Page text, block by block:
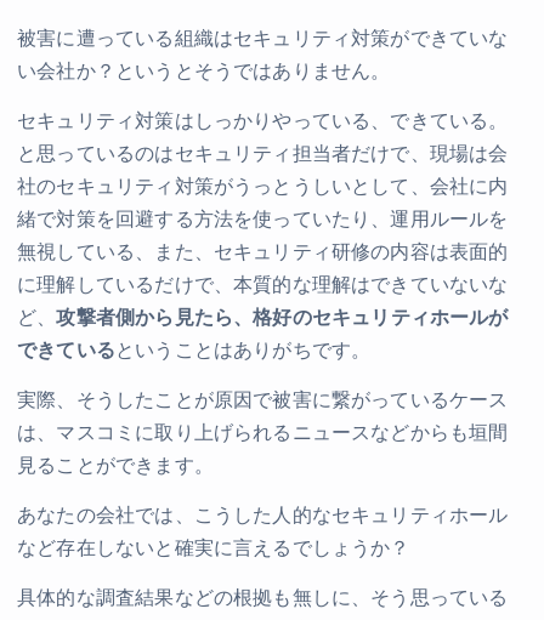
被害に遭っている組織はセキュリティ対策ができていな
い会社か？というとそうではありません。
セキュリティ対策はしっかりやっている、できている。
と思っているのはセキュリティ担当者だけで、現場は会
社のセキュリティ対策がうっとうしいとして、会社に内
緒で対策を回避する方法を使っていたり、運用ルールを
無視している、また、セキュリティ研修の内容は表面的
に理解しているだけで、本質的な理解はできていないな
ど、攻撃者側から見たら、格好のセキュリティホールが
できているということはありがちです。
実際、そうしたことが原因で被害に繋がっているケース
は、マスコミに取り上げられるニュースなどからも垣間
見ることができます。
あなたの会社では、こうした人的なセキュリティホール
など存在しないと確実に言えるでしょうか？
具体的な調査結果などの根拠も無しに、そう思っている